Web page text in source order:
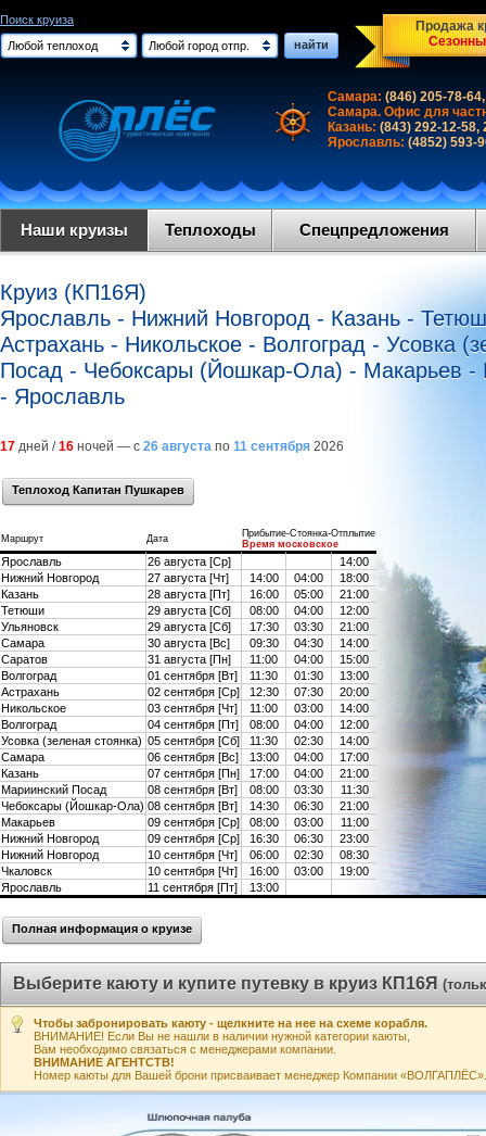
Поиск круиза
Любой теплоход
Любой город отпр. найти
Продажа
Самара: (846) 205-78-
Самара. Офис для
Казань: (843) 292-12-58,
Ярославль: (4852) 593-
Наши круизы Теплоходы Спецпредложения
Круиз (КП16Я)
Ярославль - Нижний Новгород - Казань -
Астрахань - Никольское - Волгоград - Усовка
Посад - Чебоксары (Йошкар-Ола) - Макарьев -
- Ярославль
17 дней /16 ночей — с 26 августа по 11 сентября 2026
Теплоход Капитан Пушкарев
Маршрут Дата
Прибытие-Стоянка-Отплытие
Время московское
Ярославль 26 августа [Ср]
14:00
Нижний Новгород
27 августа [Чт] 14:00 04:00
18:00
Казань
28 августа [Пт] 16:00 05:00
21:00
Тетюши
29 августа [Сб] 08:00 04:00
12:00
Ульяновск
29 августа [Сб] 17:30 03:30
21:00
Самара
30 августа [Вс] 09:30 04:30
14:00
Саратов
31 августа [Пн] 11:00 04:00
15:00
Волгоград
01 сентября [Вт] 11:30 01:30
13:00
Астрахань
02 сентября [Ср] 12:30 07:30
20:00
Никольское
03 сентября [Чт] 11:00 03:00
14:00
Волгоград
04 сентября [Пт] 08:00 04:00
12:00
Усовка (зеленая стоянка) 05 сентября [Сб] 11:30 02:30
14:00
Самара
06 сентября [Вс] 13:00 04:00
17:00
Казань
07 сентября [Пн] 17:00 04:00
21:00
Мариинский Посад
08 сентября [Вт] 08:00 03:30
11:30
Чебоксары (Йошкар-Ола) 08 сентября [Вт] 14:30 06:30
21:00
Макарьев
09 сентября [Ср] 08:00 03:00
11:00
Нижний Новгород
09 сентября [Ср] 16:30 06:30
23:00
Нижний Новгород
10 сентября [Чт] 06:00 02:30
08:30
Чкаловск
10 сентября [Чт] 16:00 03:00
19:00
Ярославль
11 сентября [Пт] 13:00
Полная информация о круизе
Выберите каюту и купите путевку в круиз КП16Я
Чтобы забронировать каюту - щелкните на нее на схеме корабля.
ВНИМАНИЕ! Если Вы не нашли в наличии нужной категории каюты,
Вам необходимо связаться с менеджерами компании.
ВНИМАНИЕ АГЕНТСТВ!
Номер каюты для Вашей брони присваивает менеджер Компании «ВОЛГАПЛЁС».